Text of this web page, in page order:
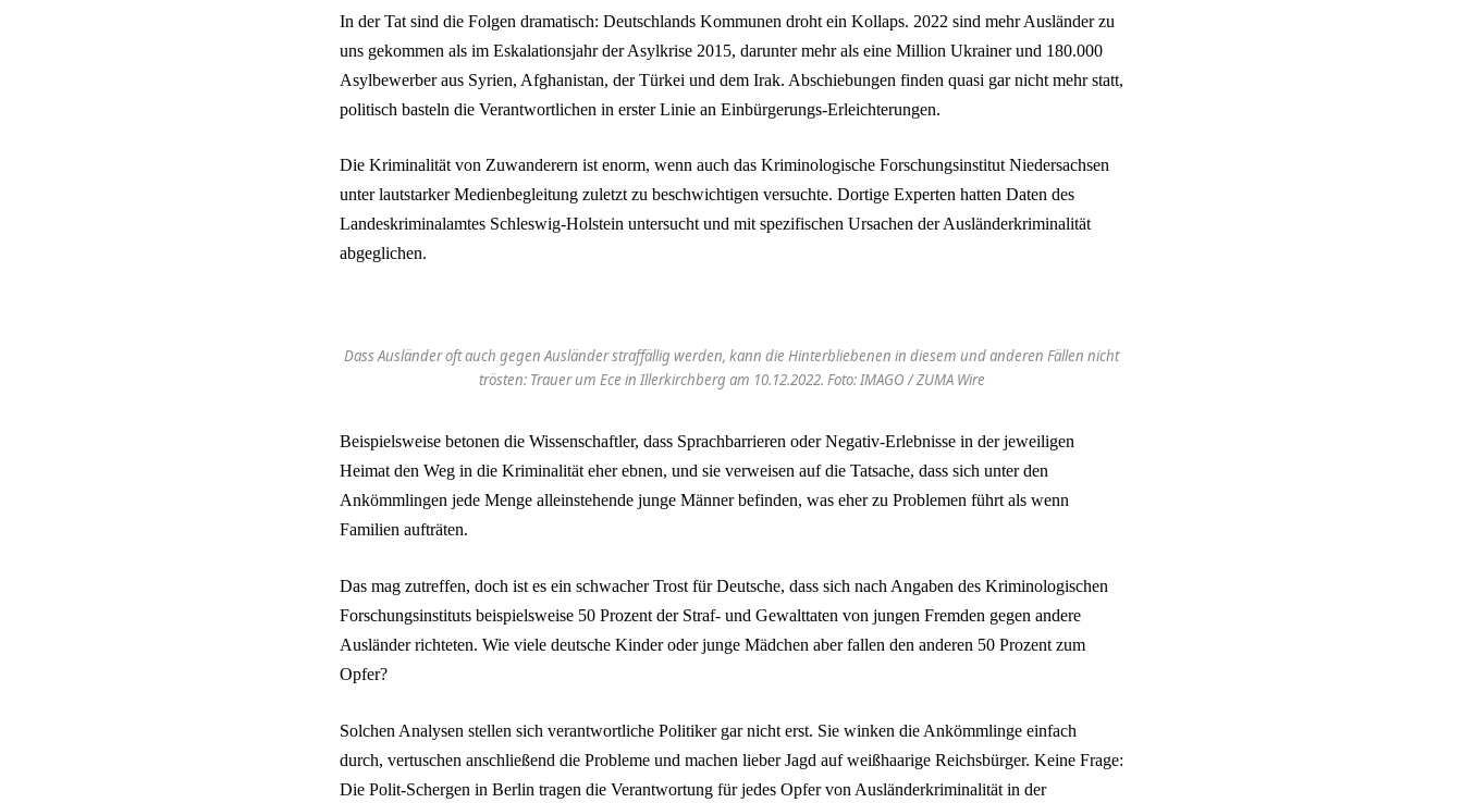
In der Tat sind die Folgen dramatisch: Deutschlands Kommunen droht ein Kollaps. 2022 sind mehr Ausländer zu
uns gekommen als im Eskalationsjahr der Asylkrise 2015, darunter mehr als eine Million Ukrainer und 180.000
Asylbewerber aus Syrien, Afghanistan, der Türkei und dem Irak. Abschiebungen finden quasi gar nicht mehr statt,
politisch basteln die Verantwortlichen in erster Linie an Einbürgerungs-Erleichterungen.
Die Kriminalität von Zuwanderern ist enorm, wenn auch das Kriminologische Forschungsinstitut Niedersachsen
unter lautstarker Medienbegleitung zuletzt zu beschwichtigen versuchte. Dortige Experten hatten Daten des
Landeskriminalamtes Schleswig-Holstein untersucht und mit spezifischen Ursachen der Ausländerkriminalität
abgeglichen.
Dass Ausländer oft auch gegen Ausländer straffällig werden, kann die Hinterbliebenen in diesem und anderen Fällen nicht
trösten: Trauer um Ece in Illerkirchberg am 10.12.2022. Foto: IMAGO / ZUMA Wire
Beispielsweise betonen die Wissenschaftler, dass Sprachbarrieren oder Negativ-Erlebnisse in der jeweiligen
Heimat den Weg in die Kriminalität eher ebnen, und sie verweisen auf die Tatsache, dass sich unter den
Ankömmlingen jede Menge alleinstehende junge Männer befinden, was eher zu Problemen führt als wenn
Familien aufträten.
Das mag zutreffen, doch ist es ein schwacher Trost für Deutsche, dass sich nach Angaben des Kriminologischen
Forschungsinstituts beispielsweise 50 Prozent der Straf- und Gewalttaten von jungen Fremden gegen andere
Ausländer richteten. Wie viele deutsche Kinder oder junge Mädchen aber fallen den anderen 50 Prozent zum
Opfer?
Solchen Analysen stellen sich verantwortliche Politiker gar nicht erst. Sie winken die Ankömmlinge einfach
durch, vertuschen anschließend die Probleme und machen lieber Jagd auf weißhaarige Reichsbürger. Keine Frage:
Die Polit-Schergen in Berlin tragen die Verantwortung für jedes Opfer von Ausländerkriminalität in der